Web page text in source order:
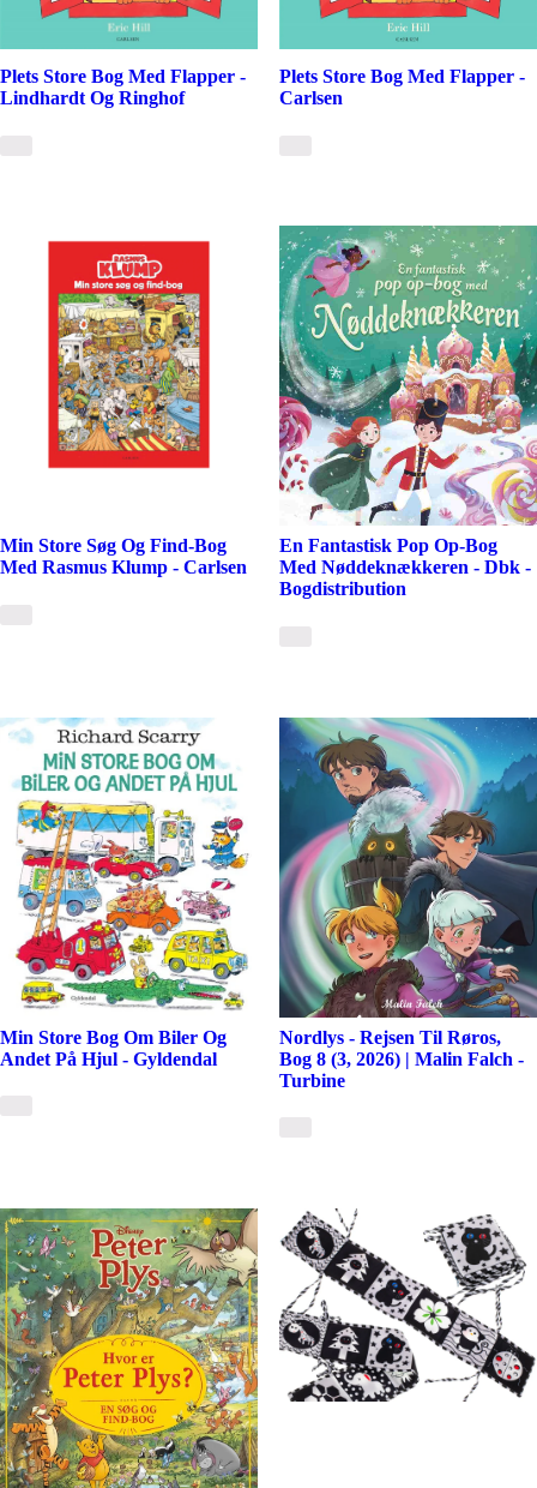
Plets Store Bog Med Flapper -
Lindhardt Og Ringhof
Plets Store Bog Med Flapper -
Carlsen
Min Store Søg Og Find-Bog
Med Rasmus Klump - Carlsen
En Fantastisk Pop Op-Bog
Med Nøddeknækkeren - Dbk -
Bogdistribution
Min Store Bog Om Biler Og
Andet På Hjul - Gyldendal
Nordlys - Rejsen Til Røros,
Bog 8 (3, 2026) | Malin Falch -
Turbine